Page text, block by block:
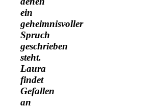
ein
geheimnisvoller
Spruch
geschrieben
steht.
Laura
findet
Gefallen
an